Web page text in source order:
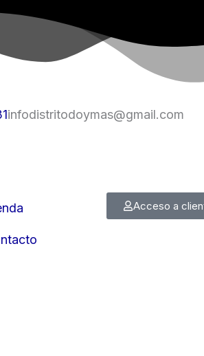
infodistritodoymas@gmail.com
Acceso a